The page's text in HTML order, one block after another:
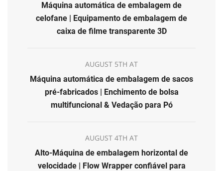
Máquina automática de embalagem de
celofane | Equipamento de embalagem de
caixa de filme transparente 3D
AUGUST 5TH AT
Máquina automática de embalagem de sacos
pré-fabricados | Enchimento de bolsa
multifuncional & Vedação para Pó
AUGUST 4TH AT
Alto-Máquina de embalagem horizontal de
velocidade | Flow Wrapper confiável para